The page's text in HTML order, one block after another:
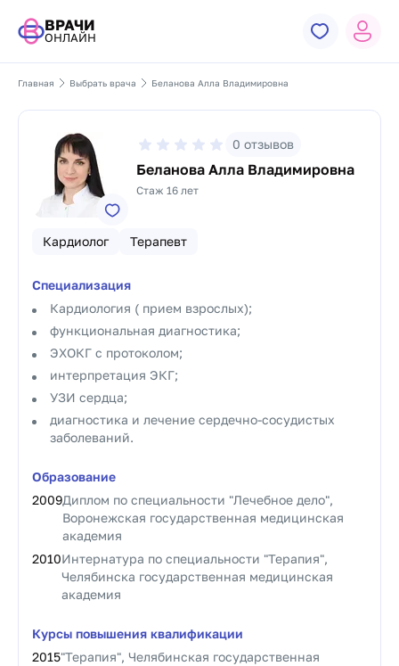
ВРАЧИ
ОНЛАЙН
Главная Выбрать врача Беланова Алла Владимировна
0 отзывов
Беланова Алла Владимировна
Стаж 16 лет
Кардиолог Терапевт
Специализация
Кардиология ( прием взрослых);
функциональная диагностика;
ЭХОКГ с протоколом;
интерпретация ЭКГ;
УЗИ сердца;
диагностика и лечение сердечно-сосудистых
заболеваний.
Образование
2009Диплом по специальности "Лечебное дело",
Воронежская государственная медицинская
академия
2010Интернатура по специальности "Терапия",
Челябинска государственная медицинская
академия
Курсы повышения квалификации
2015"Терапия", Челябинская государственная